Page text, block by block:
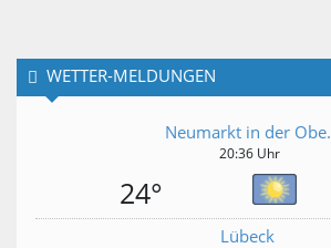
WETTER-MELDUNGEN
Neumarkt in der Obe.
20:36 Uhr
24°
Lübeck